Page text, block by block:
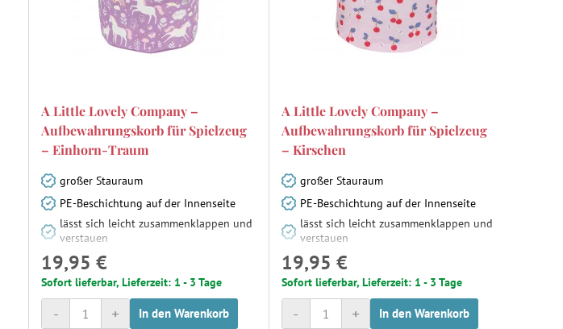
A Little Lovely Company –
Aufbewahrungskorb für Spielzeug
– Einhorn-Traum
großer Stauraum
PE-Beschichtung auf der Innenseite
lässt sich leicht zusammenklappen und
verstauen
19,95 €
Sofort lieferbar, Lieferzeit: 1 - 3 Tage
+
- In den Warenkorb
A Little Lovely Company –
Aufbewahrungskorb für Spielzeug
– Kirschen
großer Stauraum
PE-Beschichtung auf der Innenseite
lässt sich leicht zusammenklappen und
verstauen
19,95 €
Sofort lieferbar, Lieferzeit: 1 - 3 Tage
+
- In den Warenkorb